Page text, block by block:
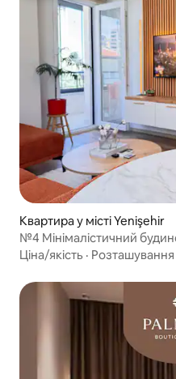
Квартира у місті Yenişehir
№4 Мінімалістичний
Ціна/якість · Розташування